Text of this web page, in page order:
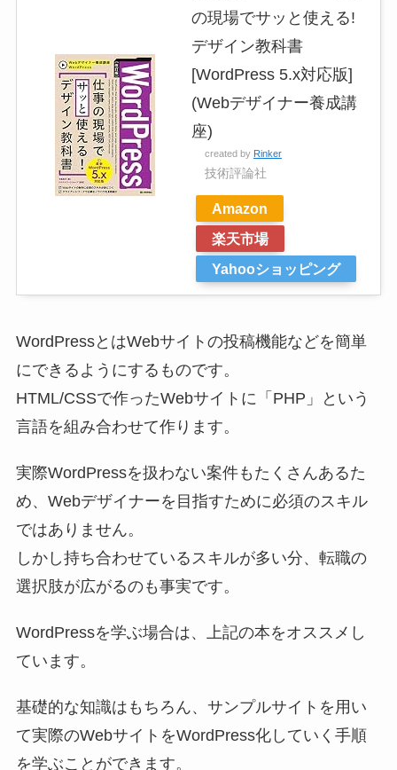
の現場でサッと使える!
デザイン教科書
[WordPress 5.x対応版]
(Webデザイナー養成講
座)
created by Rinker
技術評論社
Amazon
楽天市場
Yahooショッピング
WordPressとはWebサイトの投稿機能などを簡単
にできるようにするものです。
HTML/CSSで作ったWebサイトに「PHP」という
言語を組み合わせて作ります。
実際WordPressを扱わない案件もたくさんあるた
め、Webデザイナーを目指すために必須のスキル
ではありません。
しかし持ち合わせているスキルが多い分、転職の
選択肢が広がるのも事実です。
WordPressを学ぶ場合は、上記の本をオススメし
ています。
基礎的な知識はもちろん、サンプルサイトを用い
て実際のWebサイトをWordPress化していく手順
を学ぶことができます。